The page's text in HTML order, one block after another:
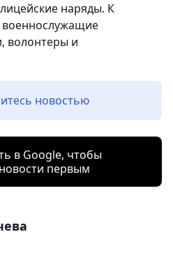
наряды. К
военнослужащие
волонтеры и
новостью
в Google, чтобы
первым